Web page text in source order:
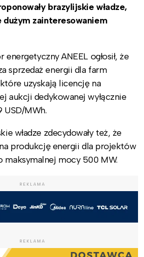
brazylijskie władze,
dużym zainteresowaniem
ANEEL ogłosił, że
sprzedaż energii dla farm
uzyskają licencję na
aukcji dedykowanej wyłącznie
USD/MWh.
władze zdecydowały też, że
produkcję energii dla projektów
mocy 500 MW.
REKLAMA
REKLAMA